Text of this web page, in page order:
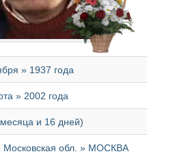
» 1937 года
» 2002 года
и 16 дней)
обл. » МОСКВА